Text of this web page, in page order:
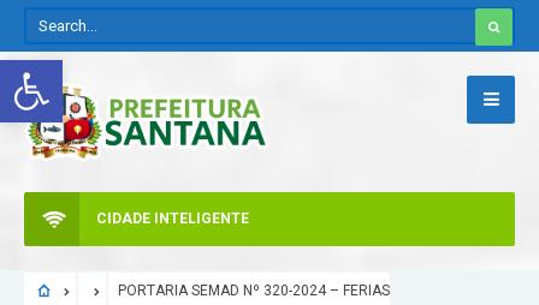
Abrir a barra de ferramentas
CIDADE INTELIGENTE
PORTARIA SEMAD Nº 320-2024 – FERIAS